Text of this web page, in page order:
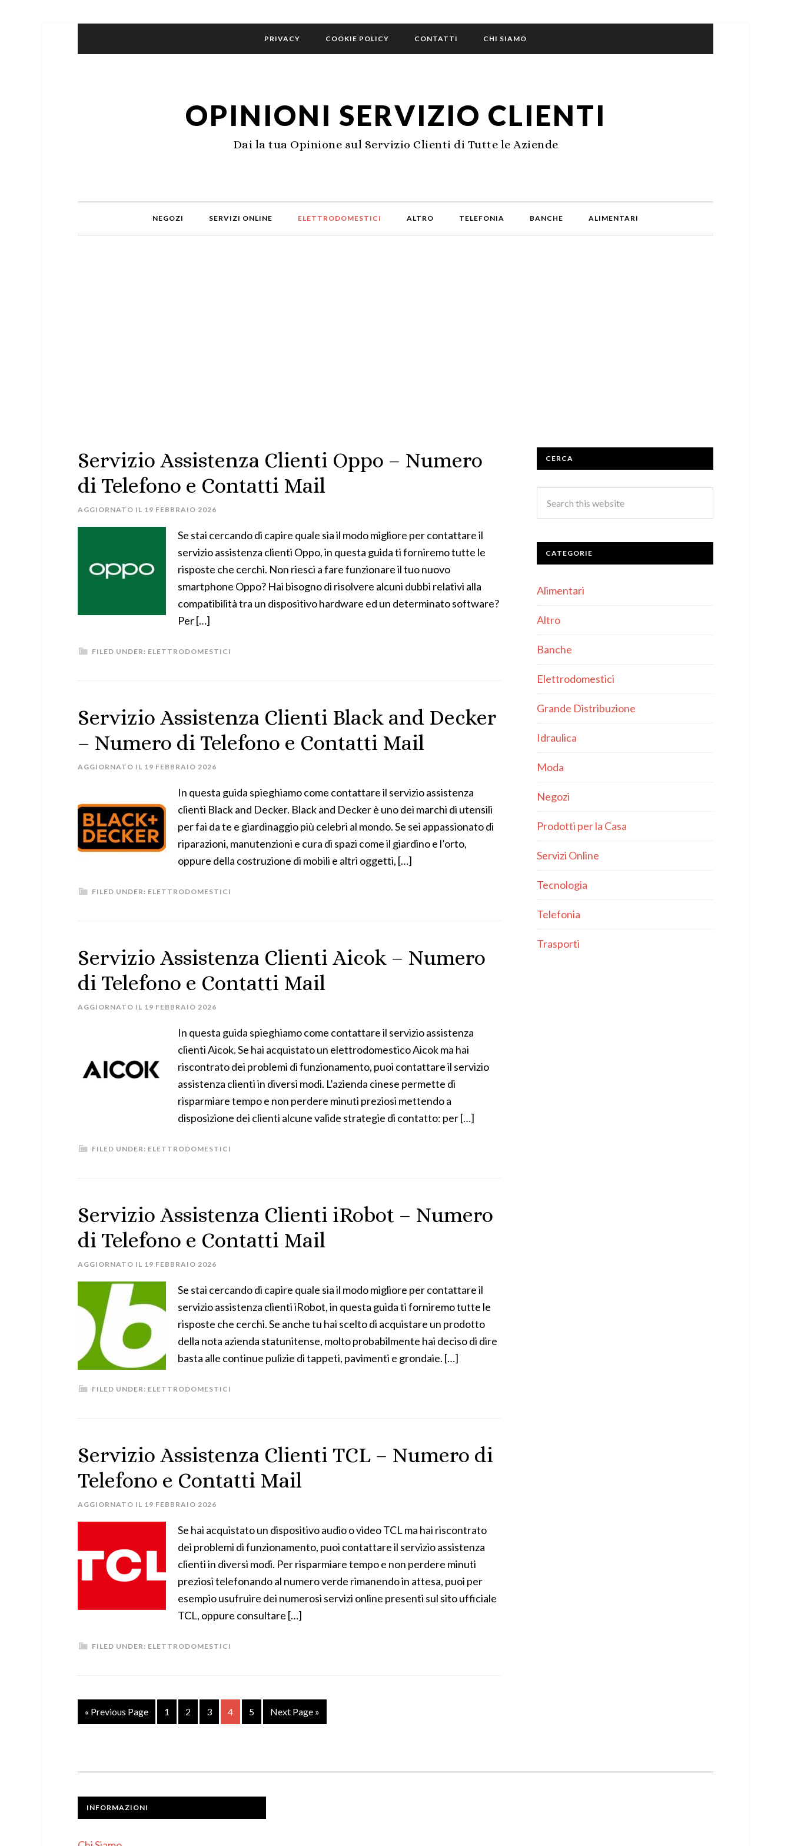
PRIVACY COOKIE POLICY CONTATTI CHI SIAMO
OPINIONI SERVIZIO CLIENTI
Dai la tua Opinione sul Servizio Clienti di Tutte le Aziende
NEGOZI SERVIZI ONLINE ELETTRODOMESTICI ALTRO TELEFONIA BANCHE ALIMENTARI
Servizio Assistenza Clienti Oppo – Numero
di Telefono e Contatti Mail
AGGIORNATO IL 19 FEBBRAIO 2026
Se stai cercando di capire quale sia il modo migliore per contattare il
servizio assistenza clienti Oppo, in questa guida ti forniremo tutte le
risposte che cerchi. Non riesci a fare funzionare il tuo nuovo
smartphone Oppo? Hai bisogno di risolvere alcuni dubbi relativi alla
compatibilità tra un dispositivo hardware ed un determinato software?
Per […]
FILED UNDER: ELETTRODOMESTICI
Servizio Assistenza Clienti Black and Decker
– Numero di Telefono e Contatti Mail
AGGIORNATO IL 19 FEBBRAIO 2026
In questa guida spieghiamo come contattare il servizio assistenza
clienti Black and Decker. Black and Decker è uno dei marchi di utensili
per fai da te e giardinaggio più celebri al mondo. Se sei appassionato di
riparazioni, manutenzioni e cura di spazi come il giardino e l’orto,
oppure della costruzione di mobili e altri oggetti, […]
FILED UNDER: ELETTRODOMESTICI
Servizio Assistenza Clienti Aicok – Numero
di Telefono e Contatti Mail
AGGIORNATO IL 19 FEBBRAIO 2026
In questa guida spieghiamo come contattare il servizio assistenza
clienti Aicok. Se hai acquistato un elettrodomestico Aicok ma hai
riscontrato dei problemi di funzionamento, puoi contattare il servizio
assistenza clienti in diversi modi. L’azienda cinese permette di
risparmiare tempo e non perdere minuti preziosi mettendo a
disposizione dei clienti alcune valide strategie di contatto: per […]
FILED UNDER: ELETTRODOMESTICI
Servizio Assistenza Clienti iRobot – Numero
di Telefono e Contatti Mail
AGGIORNATO IL 19 FEBBRAIO 2026
Se stai cercando di capire quale sia il modo migliore per contattare il
servizio assistenza clienti iRobot, in questa guida ti forniremo tutte le
risposte che cerchi. Se anche tu hai scelto di acquistare un prodotto
della nota azienda statunitense, molto probabilmente hai deciso di dire
basta alle continue pulizie di tappeti, pavimenti e grondaie. […]
FILED UNDER: ELETTRODOMESTICI
Servizio Assistenza Clienti TCL – Numero di
Telefono e Contatti Mail
AGGIORNATO IL 19 FEBBRAIO 2026
Se hai acquistato un dispositivo audio o video TCL ma hai riscontrato
dei problemi di funzionamento, puoi contattare il servizio assistenza
clienti in diversi modi. Per risparmiare tempo e non perdere minuti
preziosi telefonando al numero verde rimanendo in attesa, puoi per
esempio usufruire dei numerosi servizi online presenti sul sito ufficiale
TCL, oppure consultare […]
FILED UNDER: ELETTRODOMESTICI
« Previous Page 1 2 3 4 5 Next Page »
CERCA
CATEGORIE
Alimentari
Altro
Banche
Elettrodomestici
Grande Distribuzione
Idraulica
Moda
Negozi
Prodotti per la Casa
Servizi Online
Tecnologia
Telefonia
Trasporti
INFORMAZIONI